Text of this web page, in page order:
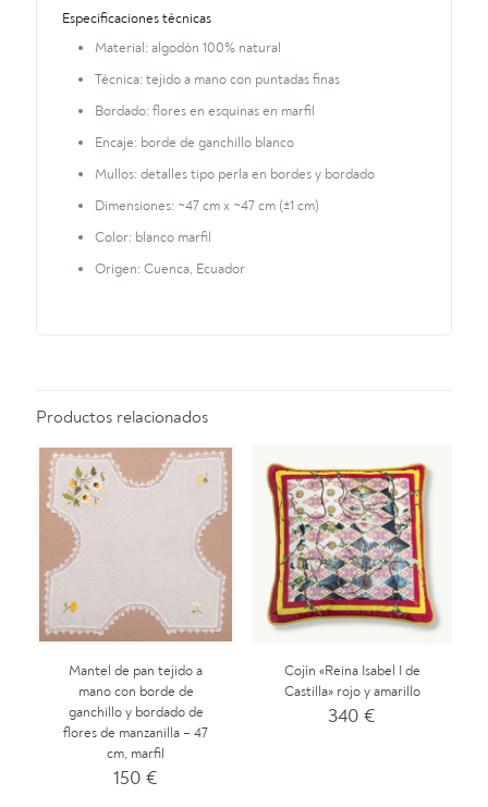
Especificaciones técnicas
Material: algodón 100% natural
Técnica: tejido a mano con puntadas finas
Bordado: flores en esquinas en marfil
Encaje: borde de ganchillo blanco
Mullos: detalles tipo perla en bordes y bordado
Dimensiones: ~47 cm x ~47 cm (±1 cm)
Color: blanco marfil
Origen: Cuenca, Ecuador
Productos relacionados
Mantel de pan tejido a
mano con borde de
ganchillo y bordado de
flores de manzanilla – 47
cm, marfil
150€
Cojín «Reina Isabel I de
Castilla» rojo y amarillo
340€